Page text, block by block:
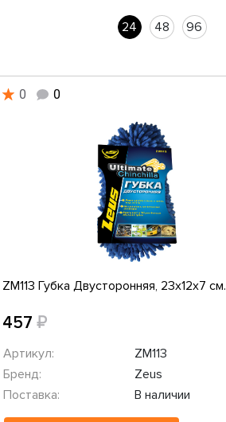
24 48 96
0 0
ZM113 Губка Двусторонняя, 23x12x7 см.
457 ₽
Артикул:
ZM113
Бренд:
Zeus
Поставка:
В наличии